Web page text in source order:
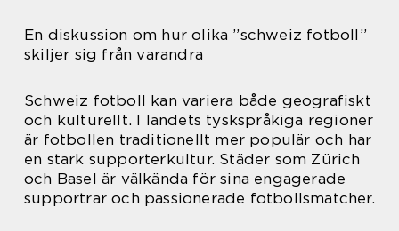
En diskussion om hur olika ”schweiz fotboll”
skiljer sig från varandra
Schweiz fotboll kan variera både geografiskt
och kulturellt. I landets tyskspråkiga regioner
är fotbollen traditionellt mer populär och har
en stark supporterkultur. Städer som Zürich
och Basel är välkända för sina engagerade
supportrar och passionerade fotbollsmatcher.